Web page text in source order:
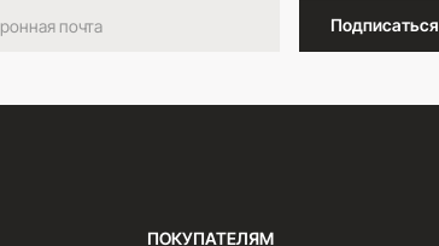
Подписаться
ПОКУПАТЕЛЯМ